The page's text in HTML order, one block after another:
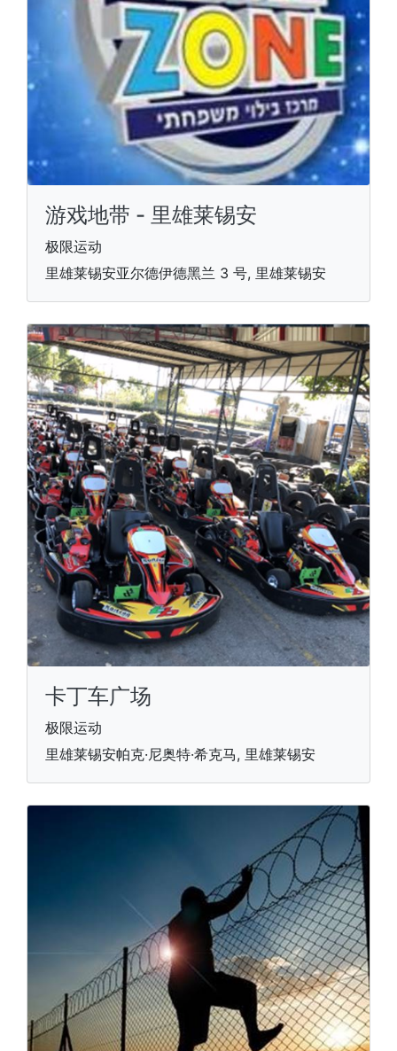
游戏地带 - 里雄莱锡安
极限运动
里雄莱锡安亚尔德伊德黑兰 3 号, 里雄莱锡安
卡丁车广场
极限运动
里雄莱锡安帕克·尼奥特·希克马, 里雄莱锡安